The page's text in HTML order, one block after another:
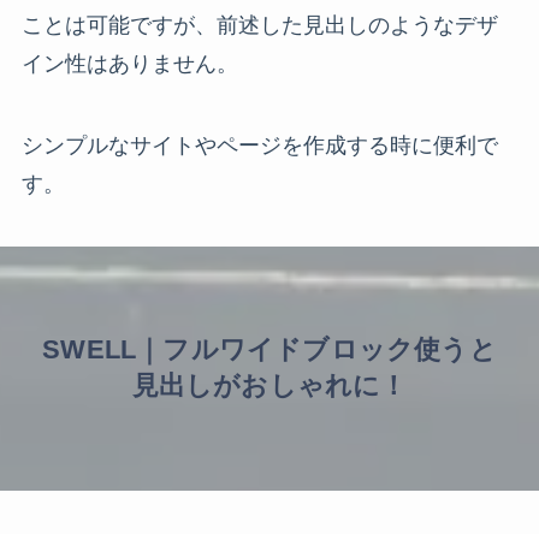
ことは可能ですが、前述した見出しのようなデザ
イン性はありません。
シンプルなサイトやページを作成する時に便利で
す。
SWELL｜フルワイドブロック使うと
見出しがおしゃれに！